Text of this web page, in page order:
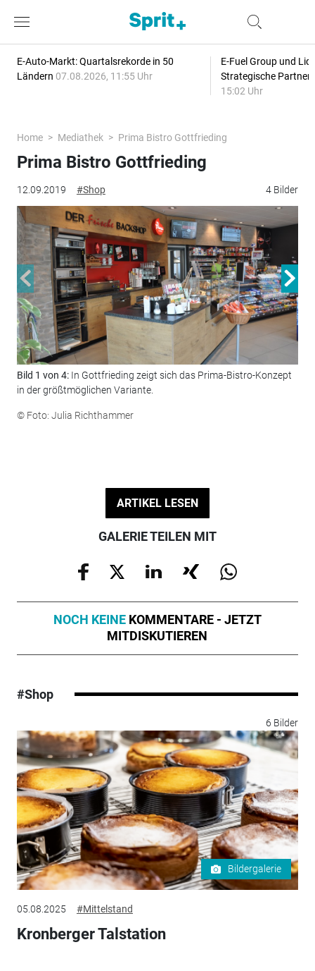
E-Auto-Markt: Quartalsrekorde in 50
Ländern 07.08.2026, 11:55 Uhr
E-Fuel Group und
Strategische
15:02 Uhr
Home Mediathek Prima Bistro Gottfrieding
12.09.2019 #Shop 4 Bilder
Prima Bistro Gottfrieding
Bild 1 von 4: In Gottfrieding zeigt sich das Prima-Bistro-Konzept
in der größtmöglichen Variante.
© Foto: Julia Richthammer
ARTIKEL LESEN
GALERIE TEILEN MIT
NOCH KEINE KOMMENTARE - JETZT
MITDISKUTIEREN
#Shop
6 Bilder
Bildergalerie
05.08.2025 #Mittelstand
Kronberger Talstation